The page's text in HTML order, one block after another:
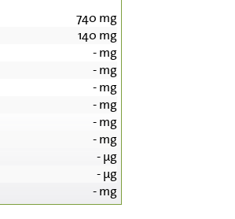
740 mg
140 mg
-mg
-mg
-mg
-mg
-mg
-mg
-µg
-µg
-mg
254